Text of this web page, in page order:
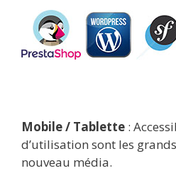
Mobile / Tablette :
d’utilisation sont les
nouveau média.